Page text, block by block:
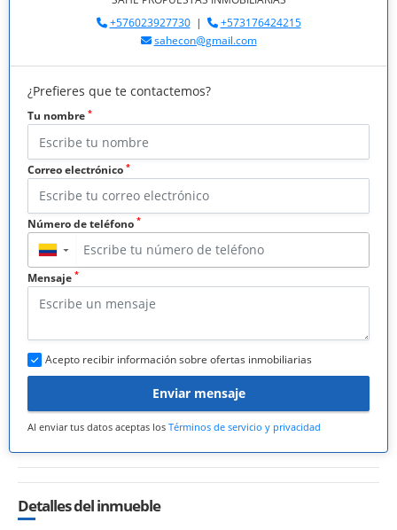
+576023927730|
+573176424215
sahecon@gmail.com
¿Prefieres que te contactemos?
Tu nombre *
Correo electrónico *
Número de teléfono *
▼
Mensaje *
Acepto recibir información sobre ofertas inmobiliarias
Enviar mensaje
Al enviar tus datos aceptas los Términos de servicio y privacidad
Detalles del inmueble